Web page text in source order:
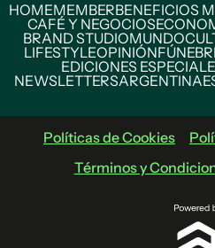
HOMEMEMBERBENEFICIOS
CAFÉ Y NEGOCIOS
BRAND STUDIOMUNDO
LIFESTYLEOPINIÓN
EDICIONES
NEWSLETTERSARGENTINA
Políticas de Cookies
Términos y